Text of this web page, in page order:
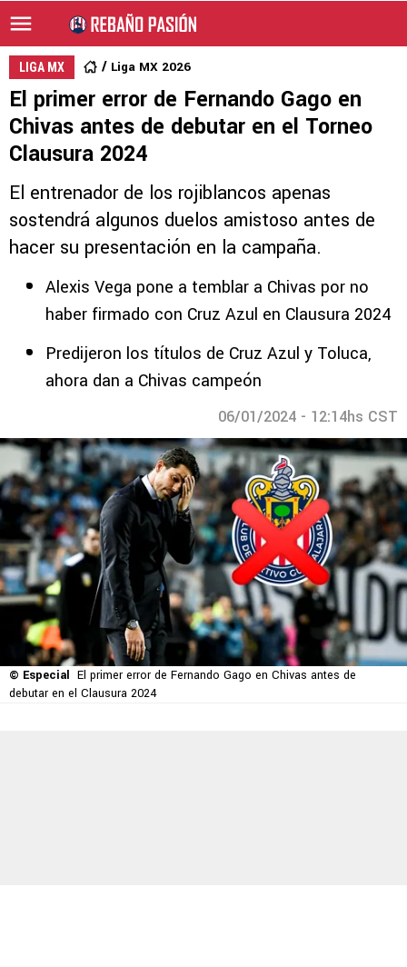
LIGA MX Liga MX 2026
El primer error de Fernando Gago en
Chivas antes de debutar en el Torneo
Clausura 2024
El entrenador de los rojiblancos apenas
sostendrá algunos duelos amistoso antes de
hacer su presentación en la campaña.
Alexis Vega pone a temblar a Chivas por no
haber firmado con Cruz Azul en Clausura 2024
Predijeron los títulos de Cruz Azul y Toluca,
ahora dan a Chivas campeón
06/01/2024 - 12:14hs CST
© Especial El primer error de Fernando Gago en Chivas antes de
debutar en el Clausura 2024